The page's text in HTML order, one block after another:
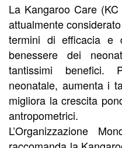
La Kangaroo Care
attualmente
termini di efficacia e
benessere dei
tantissimi benefici.
neonatale, aumenta i
migliora la crescita
antropometrici.
L’Organizzazione